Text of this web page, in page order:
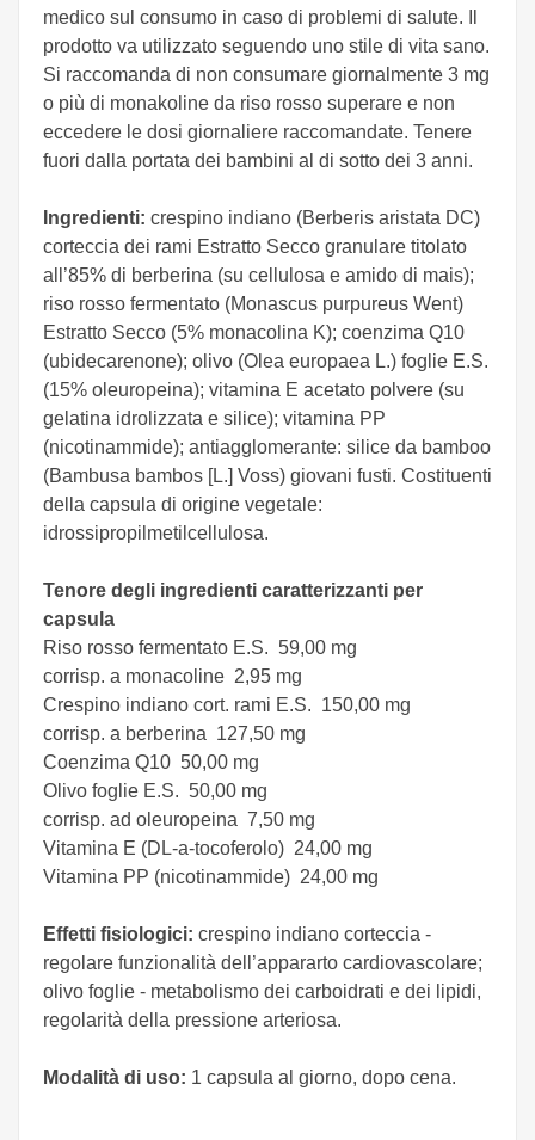
medico sul consumo in caso di problemi di salute. Il
prodotto va utilizzato seguendo uno stile di vita sano.
Si raccomanda di non consumare giornalmente 3 mg
o più di monakoline da riso rosso superare e non
eccedere le dosi giornaliere raccomandate. Tenere
fuori dalla portata dei bambini al di sotto dei 3 anni.
Ingredienti: crespino indiano (Berberis aristata DC)
corteccia dei rami Estratto Secco granulare titolato
all’85% di berberina (su cellulosa e amido di mais);
riso rosso fermentato (Monascus purpureus Went)
Estratto Secco (5% monacolina K); coenzima Q10
(ubidecarenone); olivo (Olea europaea L.) foglie E.S.
(15% oleuropeina); vitamina E acetato polvere (su
gelatina idrolizzata e silice); vitamina PP
(nicotinammide); antiagglomerante: silice da bamboo
(Bambusa bambos [L.] Voss) giovani fusti. Costituenti
della capsula di origine vegetale:
idrossipropilmetilcellulosa.
Tenore degli ingredienti caratterizzanti per
capsula
Riso rosso fermentato E.S. 59,00 mg
corrisp. a monacoline 2,95 mg
Crespino indiano cort. rami E.S. 150,00 mg
corrisp. a berberina 127,50 mg
Coenzima Q10 50,00 mg
Olivo foglie E.S. 50,00 mg
corrisp. ad oleuropeina 7,50 mg
Vitamina E (DL-a-tocoferolo) 24,00 mg
Vitamina PP (nicotinammide) 24,00 mg
Effetti fisiologici: crespino indiano corteccia -
regolare funzionalità dell’appararto cardiovascolare;
olivo foglie - metabolismo dei carboidrati e dei lipidi,
regolarità della pressione arteriosa.
Modalità di uso: 1 capsula al giorno, dopo cena.